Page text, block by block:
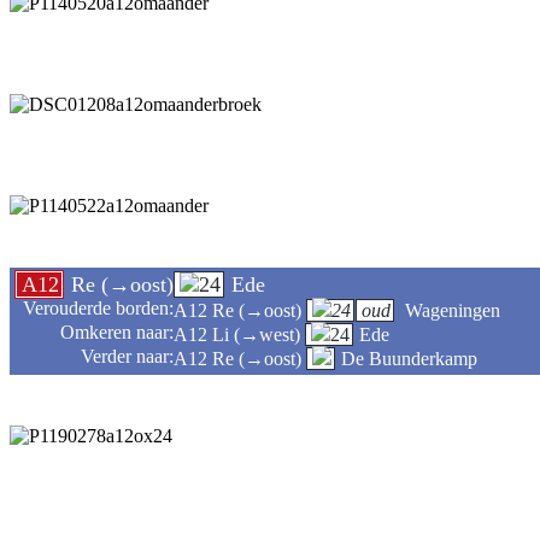
A12 Re (→oost) 24 Ede
Verouderde borden:A12 Re (→oost) 24 oud
Wageningen
Omkeren naar:A12 Li (→west) 24 Ede
Verder naar:A12 Re (→oost)
De Buunderkamp